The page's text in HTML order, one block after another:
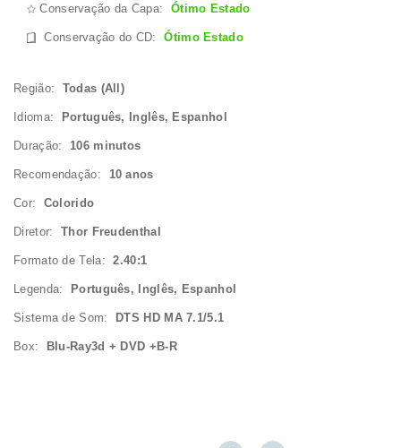
Conservação da Capa: Ótimo Estado
Conservação do CD:Ótimo Estado
Região: Todas (All)
Idioma: Português, Inglês, Espanhol
Duração: 106 minutos
Recomendação: 10 anos
Cor: Colorido
Diretor: Thor Freudenthal
Formato de Tela:2.40:1
Legenda: Português, Inglês, Espanhol
Sistema de Som: DTS HD MA 7.1/5.1
Box: Blu-Ray3d + DVD +B-R